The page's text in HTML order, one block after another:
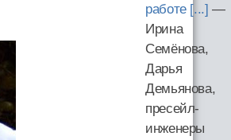
работе [...] —
Ирина
Семёнова,
Дарья
Демьянова,
пресейл-
инженеры